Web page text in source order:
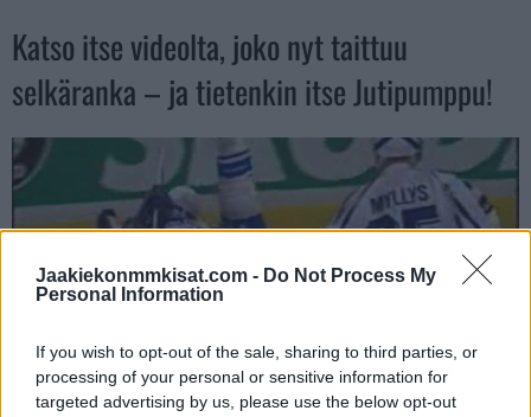
Jaakiekonmmkisat.com - Do Not Process My
Personal Information
If you wish to opt-out of the sale, sharing to third parties, or
processing of your personal or sensitive information for
targeted advertising by us, please use the below opt-out
Katso itse videolta, joko nyt taittuu
selkäranka – ja tietenkin itse Jutipumppu!